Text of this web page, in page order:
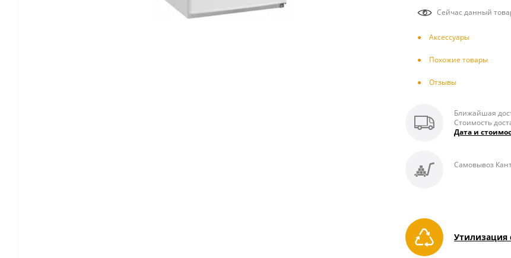
Сейчас данный
Аксесcуары
Похожие товары
Отзывы
Ближайшая
Стоимость
Дата и
Самовывоз
Утилизация